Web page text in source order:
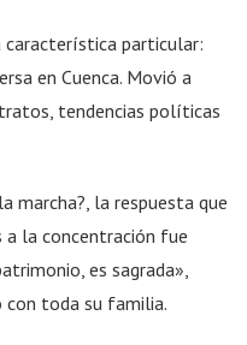
característica particular:
en Cuenca. Movió a
tendencias políticas
marcha?, la respuesta que
a la concentración fue
es sagrada»,
con toda su familia.